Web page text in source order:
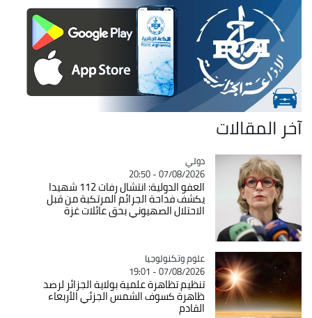
آخر المقالات
Catégorie
دولي
07/08/2026 - 20:50
العفو الدولية: انتشال رفات 112 شهيدا
يكشف فداحة الجرائم المرتكبة من قبل
الاحتلال الصهيوني بحق عائلات غزة
Catégorie
علوم وتكنولوجيا
07/08/2026 - 19:01
تنظيم تظاهرة علمية بولاية الجزائر لرصد
ظاهرة كسوف الشمس الجزئي الأربعاء
القادم